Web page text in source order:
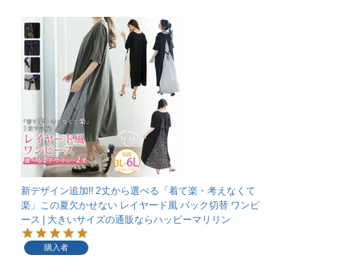
新デザイン追加!! 2丈から選べる「着て楽・考えなくて
楽」この夏欠かせない レイヤード風 バック切替 ワンピ
ース | 大きいサイズの通販ならハッピーマリリン
購入者